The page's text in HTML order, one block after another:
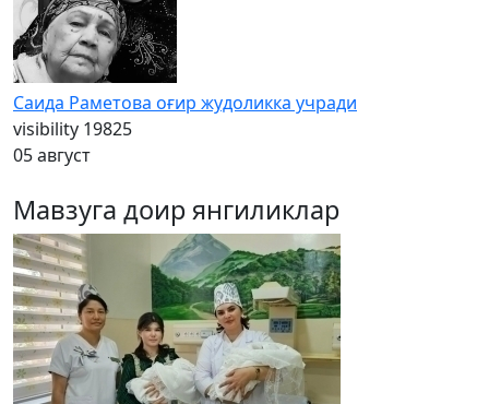
Саида Раметова оғир жудоликка учради
visibility 19825
05 август
Мавзуга доир янгиликлар